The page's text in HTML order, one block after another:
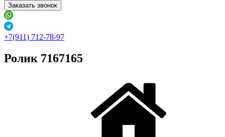
Заказать звонок
+7(911) 712-78-97
Ролик 7167165